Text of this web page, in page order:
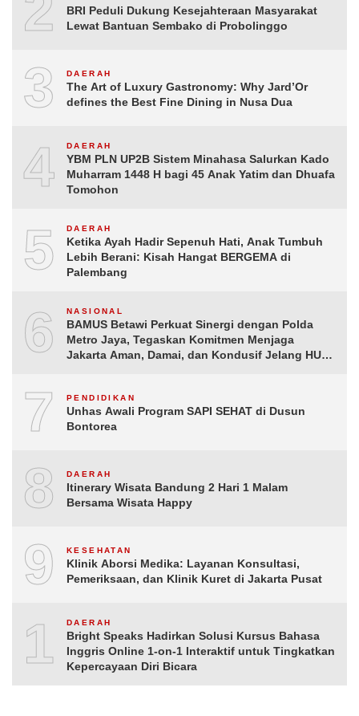
BRI Peduli Dukung Kesejahteraan Masyarakat
Lewat Bantuan Sembako di Probolinggo
3 DAERAH
The Art of Luxury Gastronomy: Why Jard’Or
defines the Best Fine Dining in Nusa Dua
4 DAERAH
YBM PLN UP2B Sistem Minahasa Salurkan Kado
Muharram 1448 H bagi 45 Anak Yatim dan Dhuafa
Tomohon
5 DAERAH
Ketika Ayah Hadir Sepenuh Hati, Anak Tumbuh
Lebih Berani: Kisah Hangat BERGEMA di
Palembang
6 NASIONAL
BAMUS Betawi Perkuat Sinergi dengan Polda
Metro Jaya, Tegaskan Komitmen Menjaga
Jakarta Aman, Damai, dan Kondusif Jelang HUT
7 PENDIDIKAN
Unhas Awali Program SAPI SEHAT di Dusun
Bontorea
8 DAERAH
Itinerary Wisata Bandung 2 Hari 1 Malam
Bersama Wisata Happy
9 KESEHATAN
Klinik Aborsi Medika: Layanan Konsultasi,
Pemeriksaan, dan Klinik Kuret di Jakarta Pusat
10DAERAH
Bright Speaks Hadirkan Solusi Kursus Bahasa
Inggris Online 1-on-1 Interaktif untuk Tingkatkan
Kepercayaan Diri Bicara